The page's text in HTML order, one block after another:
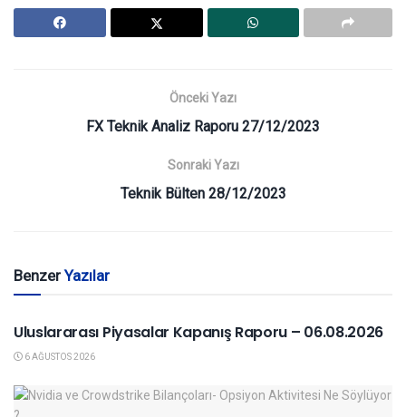
Önceki Yazı
FX Teknik Analiz Raporu 27/12/2023
Sonraki Yazı
Teknik Bülten 28/12/2023
BenzerYazılar
YURTDIŞI PIYASALAR
Uluslararası Piyasalar Kapanış Raporu – 06.08.2026
6 AĞUSTOS 2026